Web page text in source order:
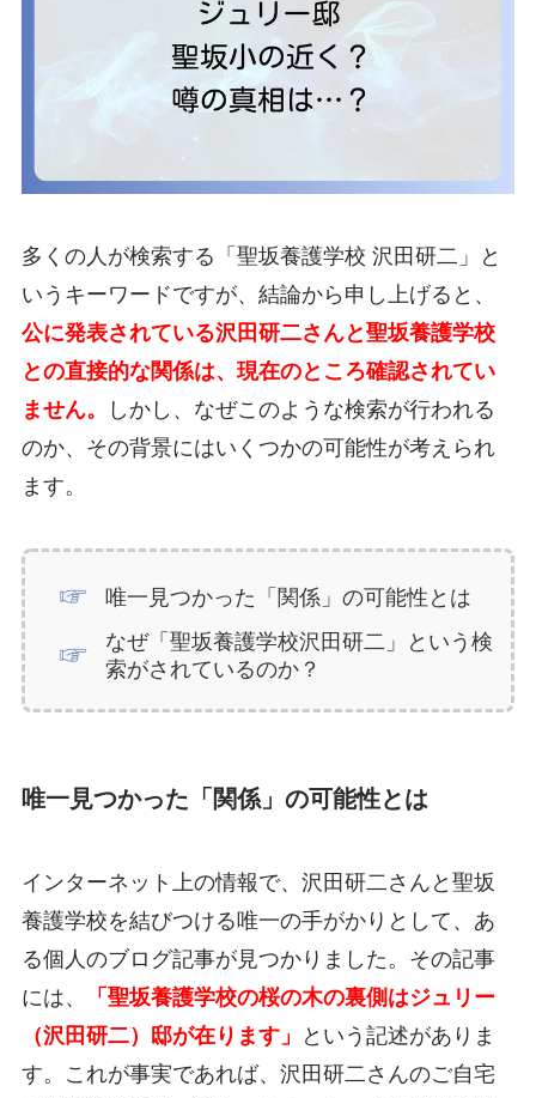
多くの人が検索する「聖坂養護学校 沢田研二」と
いうキーワードですが、結論から申し上げると、
公に発表されている沢田研二さんと聖坂養護学校
との直接的な関係は、現在のところ確認されてい
ません。
しかし、なぜこのような検索が行われる
のか、その背景にはいくつかの可能性が考えられ
ます。
唯一見つかった「関係」の可能性とは
なぜ「聖坂養護学校沢田研二」という検
索がされているのか？
唯一見つかった「関係」の可能性とは
インターネット上の情報で、沢田研二さんと聖坂
養護学校を結びつける唯一の手がかりとして、あ
る個人のブログ記事が見つかりました。その記事
には、
「聖坂養護学校の桜の木の裏側はジュリー
（沢田研二）邸が在ります」
という記述がありま
す。これが事実であれば、沢田研二さんのご自宅